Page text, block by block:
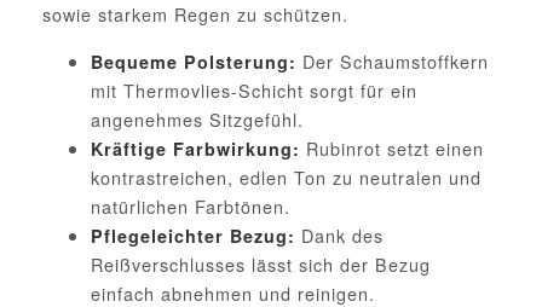
sowie starkem Regen zu schützen.
Bequeme Polsterung: Der Schaumstoffkern
mit Thermovlies-Schicht sorgt für ein
angenehmes Sitzgefühl.
Kräftige Farbwirkung: Rubinrot setzt einen
kontrastreichen, edlen Ton zu neutralen und
natürlichen Farbtönen.
Pflegeleichter Bezug: Dank des
Reißverschlusses lässt sich der Bezug
einfach abnehmen und reinigen.